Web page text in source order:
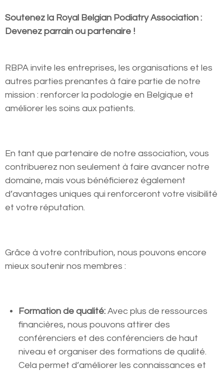
Soutenez la Royal Belgian Podiatry Association :
Devenez parrain ou partenaire !
RBPA invite les entreprises, les organisations et les
autres parties prenantes à faire partie de notre
mission : renforcer la podologie en Belgique et
améliorer les soins aux patients.
En tant que partenaire de notre association, vous
contribuerez non seulement à faire avancer notre
domaine, mais vous bénéficierez également
d’avantages uniques qui renforceront votre visibilité
et votre réputation.
Grâce à votre contribution, nous pouvons encore
mieux soutenir nos membres :
Formation de qualité: Avec plus de ressources
financières, nous pouvons attirer des
conférenciers et des conférenciers de haut
niveau et organiser des formations de qualité.
Cela permet d’améliorer les connaissances et